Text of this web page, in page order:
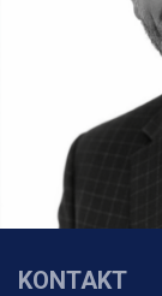
KONTAKT